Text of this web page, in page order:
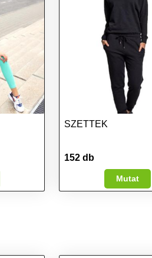
SZETTEK
152 db
Mutat